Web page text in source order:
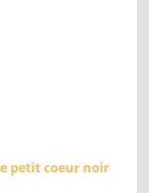
petit coeur noir